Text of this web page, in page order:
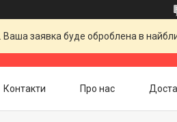
Ваша заявка буде оброблена в
Контакти Про нас